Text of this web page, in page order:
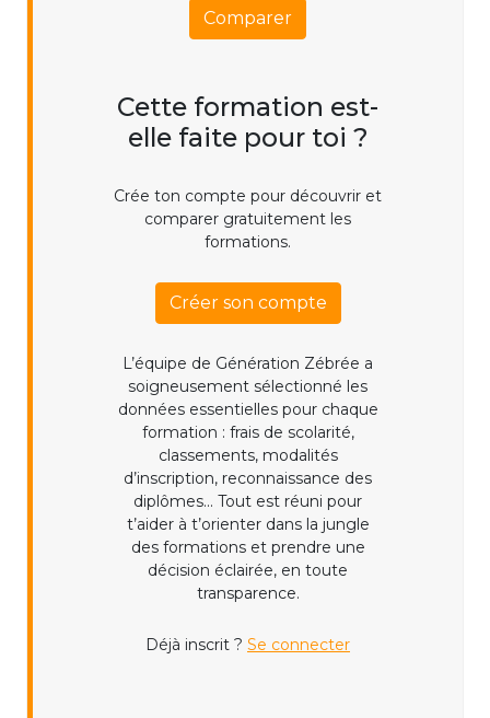
Comparer
Cette formation est-
elle faite pour toi ?
Crée ton compte pour découvrir et
comparer gratuitement les
formations.
Créer son compte
L’équipe de Génération Zébrée a
soigneusement sélectionné les
données essentielles pour chaque
formation : frais de scolarité,
classements, modalités
d’inscription, reconnaissance des
diplômes... Tout est réuni pour
t’aider à t’orienter dans la jungle
des formations et prendre une
décision éclairée, en toute
transparence.
Déjà inscrit ? Se connecter